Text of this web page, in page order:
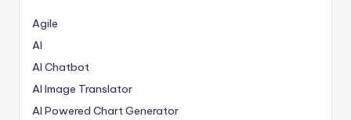
Agile
AI
AI Chatbot
AI Image Translator
AI Powered Chart Generator